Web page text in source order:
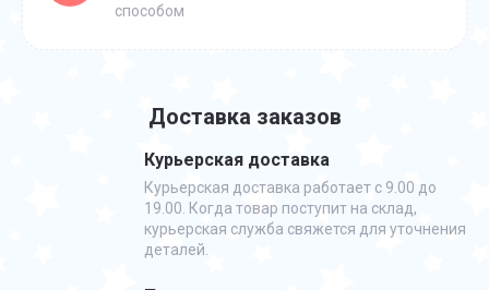
способом
Доставка заказов
Курьерская доставка
Курьерская доставка работает с 9.00 до
19.00. Когда товар поступит на склад,
курьерская служба свяжется для уточнения
деталей.